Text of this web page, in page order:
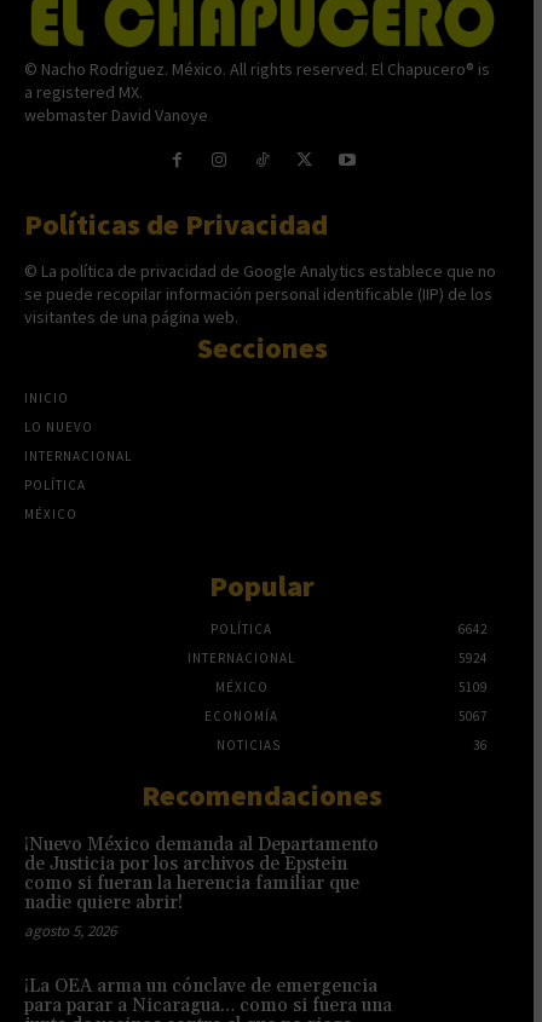
© Nacho Rodríguez. México. All rights reserved. El Chapucero® is
a registered MX.
webmaster David Vanoye
Políticas de Privacidad
© La política de privacidad de Google Analytics establece que no
se puede recopilar información personal identificable (IIP) de los
visitantes de una página web.
Secciones
INICIO
LO NUEVO
INTERNACIONAL
POLÍTICA
MÉXICO
Popular
POLÍTICA
6642
INTERNACIONAL
5924
MÉXICO
5109
ECONOMÍA
5067
NOTICIAS
36
Recomendaciones
¡Nuevo México demanda al Departamento
de Justicia por los archivos de Epstein
como si fueran la herencia familiar que
nadie quiere abrir!
agosto 5, 2026
¡La OEA arma un cónclave de emergencia
para parar a Nicaragua… como si fuera una